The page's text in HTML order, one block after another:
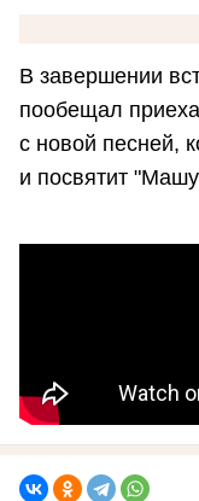
В завершении
пообещал
с новой песней,
и посвятит